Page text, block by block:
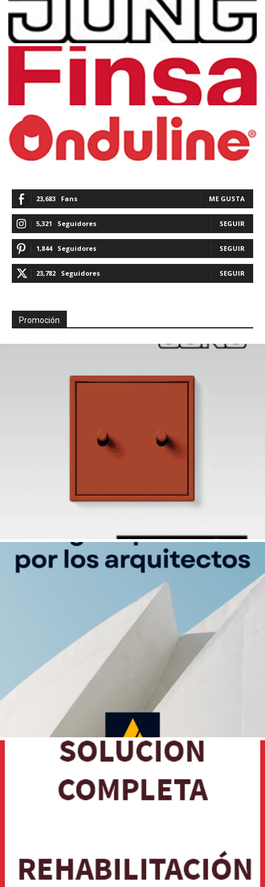
23,683 Fans ME GUSTA
5,321 Seguidores SEGUIR
1,844 Seguidores SEGUIR
23,782 Seguidores SEGUIR
Promoción